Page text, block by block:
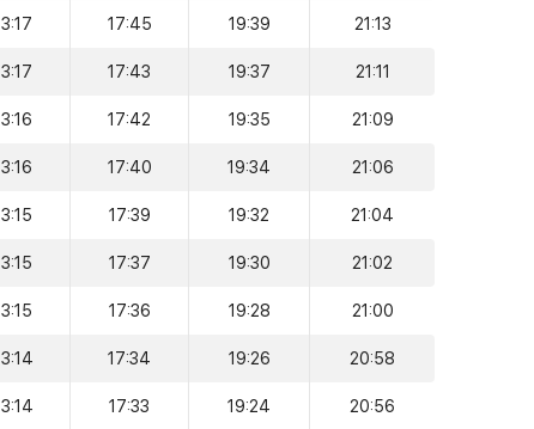
17:45 19:39 21:13
17:43 19:37 21:11
17:42 19:35 21:09
17:40 19:34 21:06
17:39 19:32 21:04
17:37 19:30 21:02
17:36 19:28 21:00
17:34 19:26 20:58
17:33 19:24 20:56